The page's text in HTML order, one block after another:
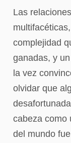
Las
complejidad
ganadas, y
la vez
olvidar que
cabeza como
del mundo